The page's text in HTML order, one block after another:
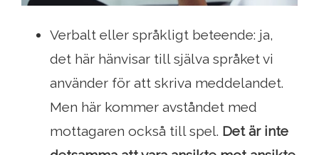
Verbalt eller språkligt beteende: ja,
det här hänvisar till själva språket vi
använder för att skriva meddelandet.
Men här kommer avståndet med
mottagaren också till spel. Det är inte